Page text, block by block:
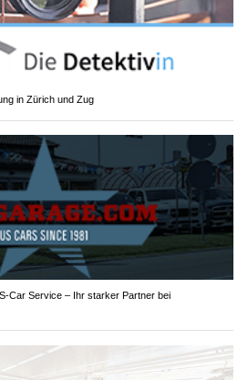
in Zürich und Zug
Car Service – Ihr starker Partner bei